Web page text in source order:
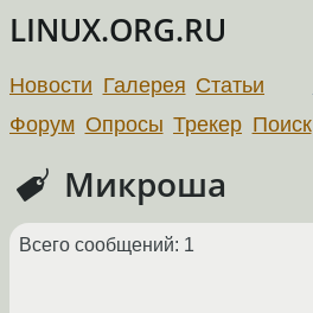
LINUX.ORG.RU
Новости Галерея Статьи
Форум Опросы Трекер Поиск
Микроша
Всего сообщений: 1